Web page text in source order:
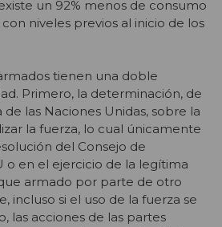
un 92% menos de consumo
niveles previos al inicio de los
tienen una doble
Primero, la determinación, de
las Naciones Unidas, sobre la
la fuerza, lo cual únicamente
del Consejo de
o en el ejercicio de la legítima
armado por parte de otro
incluso si el uso de la fuerza se
las acciones de las partes